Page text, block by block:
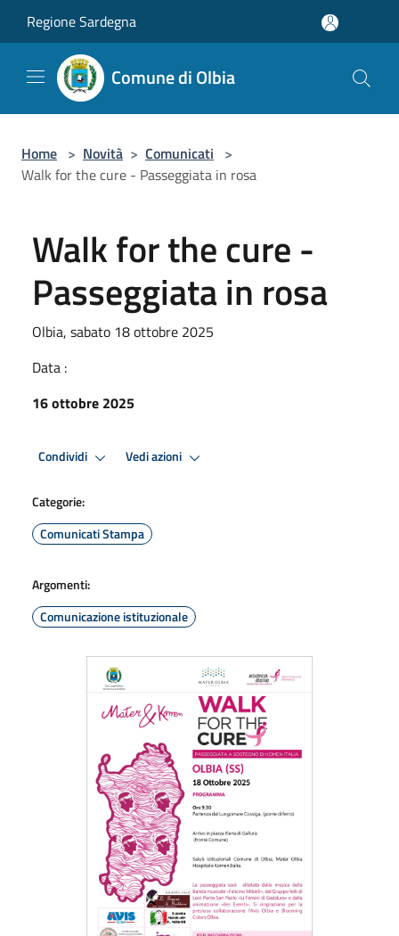
Regione Sardegna
Comune di Olbia
Home > Novità > Comunicati >
Walk for the cure - Passeggiata in rosa
Walk for the cure -
Passeggiata in rosa
Olbia, sabato 18 ottobre 2025
Data :
16 ottobre 2025
Condividi Vedi azioni
Categorie:
Comunicati Stampa
Argomenti:
Comunicazione istituzionale